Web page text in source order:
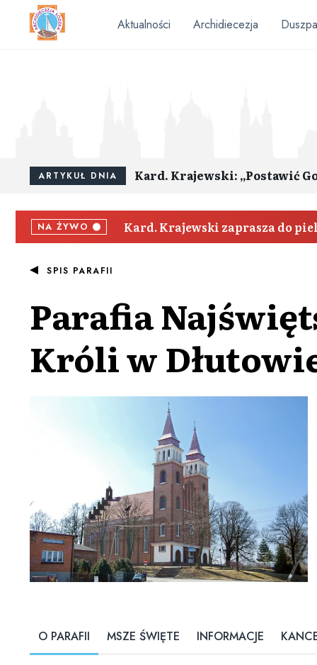
Aktualności Archidiecezja
ARTYKUŁ DNIA Kard. Krajewski: „Postawić
NA ŻYWO Kard. Krajewski zaprasza do
SPIS PARAFII
Parafia
Króli w
O PARAFII MSZE ŚWIĘTE INFORMACJE